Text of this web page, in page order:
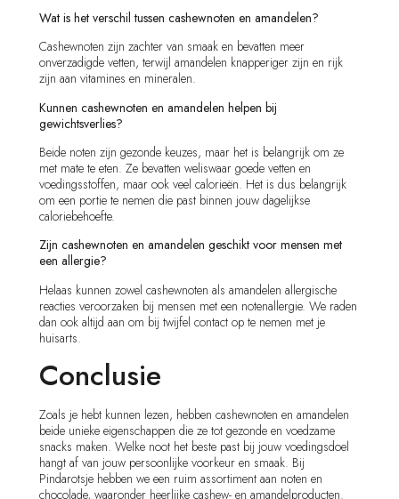
Wat is het verschil tussen cashewnoten en amandelen?
Cashewnoten zijn zachter van smaak en bevatten meer
onverzadigde vetten, terwijl amandelen knapperiger zijn en rijk
zijn aan vitamines en mineralen.
Kunnen cashewnoten en amandelen helpen bij
gewichtsverlies?
Beide noten zijn gezonde keuzes, maar het is belangrijk om ze
met mate te eten. Ze bevatten weliswaar goede vetten en
voedingsstoffen, maar ook veel calorieën. Het is dus belangrijk
om een portie te nemen die past binnen jouw dagelijkse
caloriebehoefte.
Zijn cashewnoten en amandelen geschikt voor mensen met
een allergie?
Helaas kunnen zowel cashewnoten als amandelen allergische
reacties veroorzaken bij mensen met een notenallergie. We raden
dan ook altijd aan om bij twijfel contact op te nemen met je
huisarts.
Conclusie
Zoals je hebt kunnen lezen, hebben cashewnoten en amandelen
beide unieke eigenschappen die ze tot gezonde en voedzame
snacks maken. Welke noot het beste past bij jouw voedingsdoel
hangt af van jouw persoonlijke voorkeur en smaak. Bij
Pindarotsje hebben we een ruim assortiment aan noten en
chocolade, waaronder heerlijke cashew- en amandelproducten.